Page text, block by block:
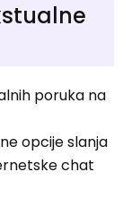
poruka na
opcije slanja
chat